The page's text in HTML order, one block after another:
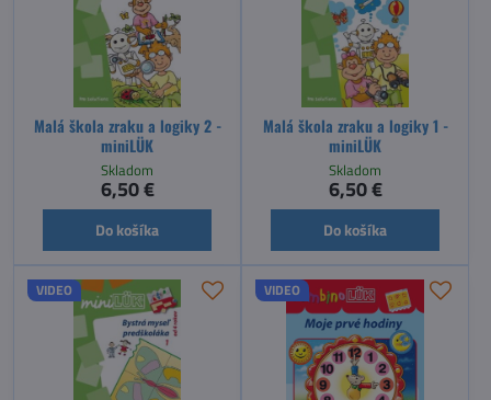
Malá škola zraku a logiky 2 -
miniLÜK
Skladom
6,50 €
Do košíka
Malá škola zraku a logiky 1 -
miniLÜK
Skladom
6,50 €
Do košíka
VIDEO VIDEO